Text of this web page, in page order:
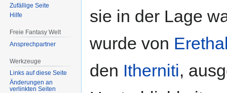
sie in der Lage
wurde von
den Itherniti,
Zufällige Seite
Hilfe
Freie Fantasy Welt
Ansprechpartner
Werkzeuge
Links auf diese Seite
Änderungen an
verlinkten Seiten